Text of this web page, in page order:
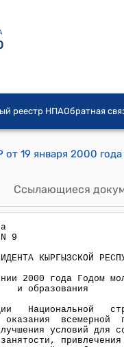
реестр НПАОбратная
Ссылающиеся